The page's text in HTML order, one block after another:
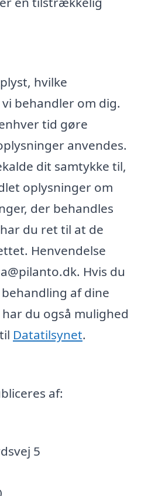
hvilke
behandler om dig.
tid gøre
anvendes.
dit samtykke til,
oplysninger om
der behandles
du ret til at de
Henvendelse
Hvis du
af dine
du også mulighed
Datatilsynet.
af:
5